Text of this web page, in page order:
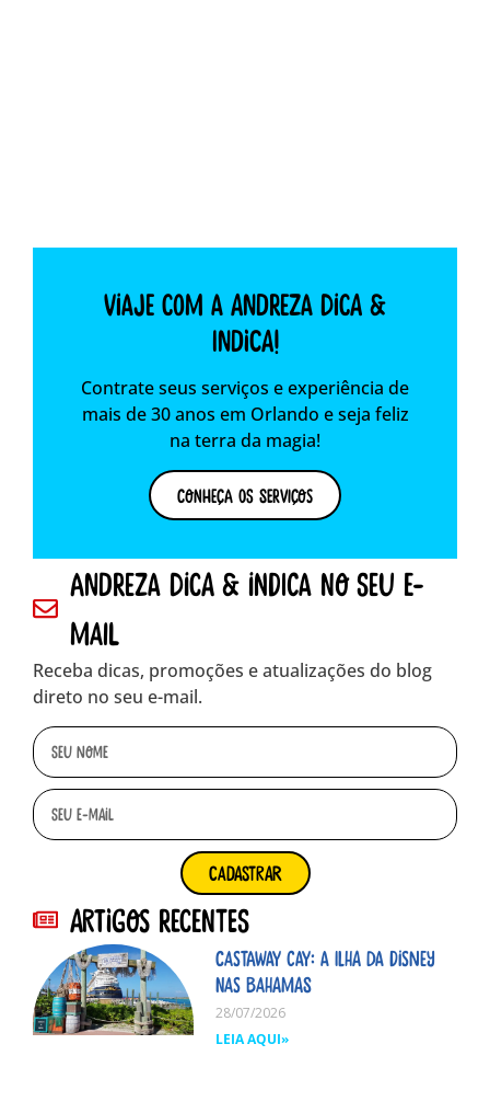
Viaje com a Andreza dica &
indica!
Contrate seus serviços e experiência de
mais de 30 anos em Orlando e seja feliz
na terra da magia!
Conheça os Serviços
andreza dica & indica no seu e-
mail
Receba dicas, promoções e atualizações do blog
direto no seu e-mail.
cadastrar
Artigos Recentes
Castaway Cay: A ilha da Disney
nas Bahamas
28/07/2026
LEIA AQUI»